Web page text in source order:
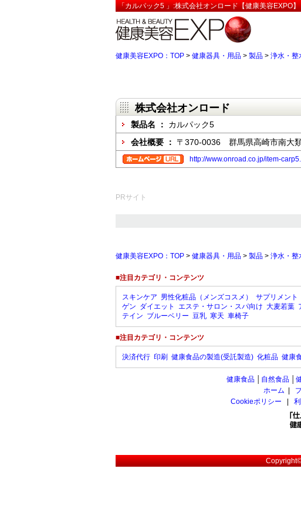
「カルパック5 」:株式会社オンロード【健康美容EXPO】
健康美容EXPO：TOP > 健康器具・用品 > 製品 > 浄水・整
株式会社オンロード
製品名 ： カルパック5
会社概要 ： 〒370-0036 群馬県高崎市南大
http://www.onroad.co.jp/item-
PRサイト
健康美容EXPO：TOP > 健康器具・用品 > 製品 > 浄水・整
■注目カテゴリ・コンテンツ
スキンケア 男性化粧品（メンズコスメ） サプリメント
ゲン ダイエット エステ・サロン・スパ向け 大麦若葉
テイン ブルーベリー 豆乳 寒天 車椅子
■注目カテゴリ・コンテンツ
決済代行 印刷 健康食品の製造(受託製造) 化粧品 健康
健康食品 自然食品
ホーム
Cookieポリシー